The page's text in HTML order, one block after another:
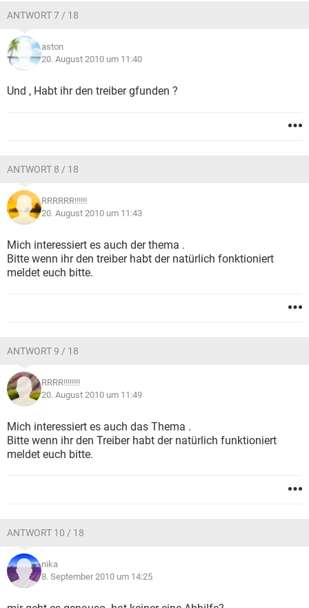
ANTWORT 7 / 18
aston
20. August 2010 um 11:40
Und , Habt ihr den treiber gfunden ?
ANTWORT 8 / 18
RRRRRR!!!!!!
20. August 2010 um 11:43
Mich interessiert es auch der thema .
Bitte wenn ihr den treiber habt der natürlich fonktioniert
meldet euch bitte.
ANTWORT 9 / 18
RRRR!!!!!!!!
20. August 2010 um 11:49
Mich interessiert es auch das Thema .
Bitte wenn ihr den Treiber habt der natürlich funktioniert
meldet euch bitte.
ANTWORT 10 / 18
nika
8. September 2010 um 14:25